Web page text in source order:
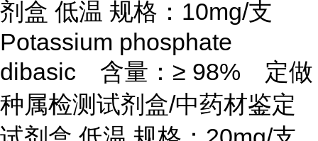
剂盒 低温 规格：10mg/支
Potassium phosphate
dibasic 含量：≥ 98% 定做
种属检测试剂盒/中药材鉴定